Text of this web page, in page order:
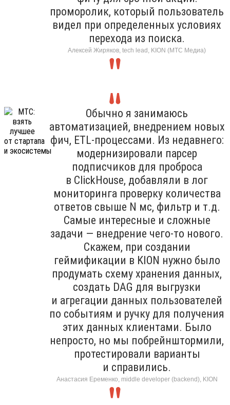
проморолик, который пользователь
видел при определенных условиях
перехода из поиска.
Алексей Жиряков, tech lead, KION (МТС Медиа)
Обычно я занимаюсь
автоматизацией, внедрением новых
фич, ETL-процессами. Из недавнего:
модернизировали парсер
подписчиков для проброса
в ClickHouse, добавляли в лог
мониторинга проверку количества
ответов свыше N мс, фильтр и т.д.
Самые интересные и сложные
задачи — внедрение чего-то нового.
Скажем, при создании
геймификации в KION нужно было
продумать схему хранения данных,
создать DAG для выгрузки
и агрегации данных пользователей
по событиям и ручку для получения
этих данных клиентами. Было
непросто, но мы побрейнштормили,
протестировали варианты
и справились.
Анастасия Еременко, middle developer (backend), KION